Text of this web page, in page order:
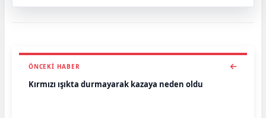
ÖNCEKI HABER
Kırmızı ışıkta durmayarak kazaya neden oldu